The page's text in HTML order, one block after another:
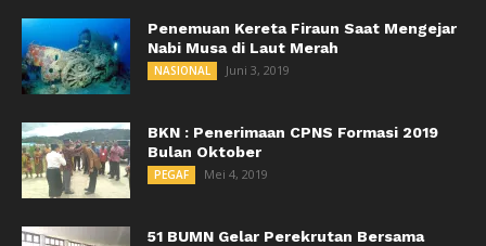
Penemuan Kereta Firaun Saat Mengejar
Nabi Musa di Laut Merah
NASIONAL Juni 3, 2019
BKN : Penerimaan CPNS Formasi 2019
Bulan Oktober
PEGAF Mei 4, 2019
51 BUMN Gelar Perekrutan Bersama